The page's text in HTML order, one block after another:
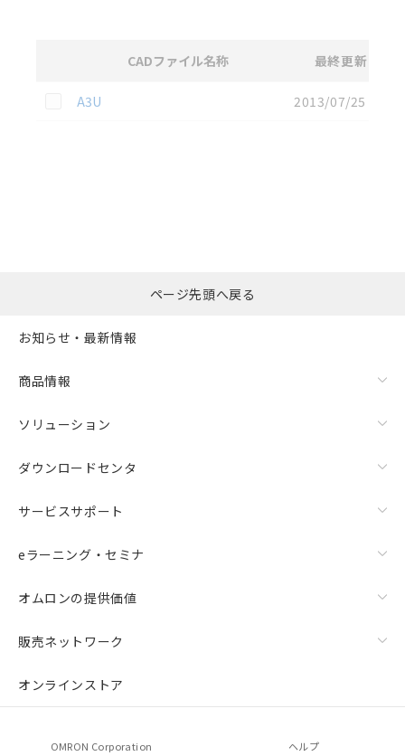
CADファイル名称 最終更新
この資料を選択
A3U 2013/07/25
括ダウンロード
ページ先頭へ戻る
お知らせ・最新情報
商品情報
ソリューション
ダウンロードセンタ
サービスサポート
eラーニング・セミナ
オムロンの提供価値
販売ネットワーク
オンラインストア
OMRON Corporation ヘルプ